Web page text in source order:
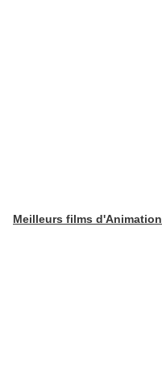
Meilleurs films d'Animation